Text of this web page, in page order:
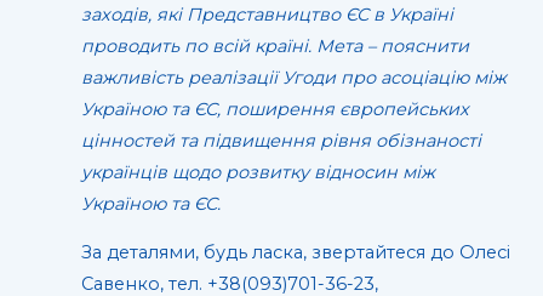
заходів, які Представництво ЄС в Україні
проводить по всій країні. Мета – пояснити
важливість реалізації Угоди про асоціацію між
Україною та ЄС, поширення європейських
цінностей та підвищення рівня обізнаності
українців щодо розвитку відносин між
Україною та ЄС.
За деталями, будь ласка, звертайтеся до Олесі
Савенко, тел. +38(093)701-36-23,